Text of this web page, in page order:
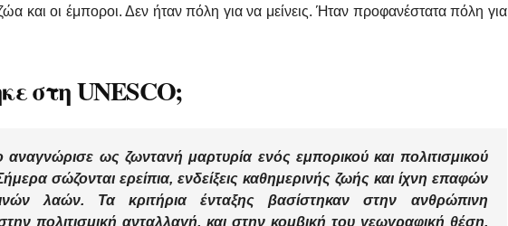
και οι έμποροι. Δεν ήταν πόλη για να μείνεις. Ήταν προφανέστατα πόλη για
στη UNESCO;
αναγνώρισε ωςζωντανή μαρτυρία ενός εμπορικού και πολιτισμικού
σώζονται ερείπια, ενδείξεις καθημερινής ζωής και ίχνη επαφών
λαών. Τα κριτήρια ένταξης βασίστηκαν στην ανθρώπινη
πολιτισμική ανταλλαγή, και στην κομβική του γεωγραφική θέση.